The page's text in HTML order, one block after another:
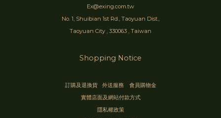
Ex@exing.com.tw
No. 1, Shuibian 1st Rd., Taoyuan Dist.,
Taoyuan City , 330063 , Taiwan
Shopping Notice
訂購及退換貨 外送服務
會員購物金
實體店面及網站付款方式
隱私權政策